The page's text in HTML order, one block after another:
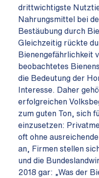
drittwichtigste
Nahrungsmittel bei
Bestäubung durch
Gleichzeitig rückte
Bienengefährlichkeit
beobachtetes
die Bedeutung der
Interesse. Daher
erfolgreichen
zum guten Ton, sich
einzusetzen:
oft ohne
an, Firmen stellen
und die
2018 gar: „Was der